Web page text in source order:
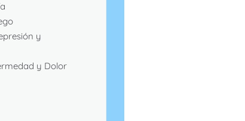
y
y Dolor